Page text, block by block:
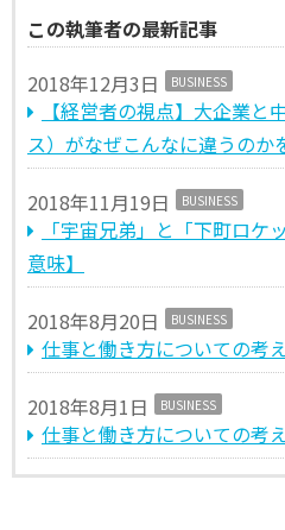
この執筆者の最新記事
2018年12月3日 BUSINESS
【経営者の視点】大企業と
ス）がなぜこんなに違うのか
2018年11月19日 BUSINESS
「宇宙兄弟」と「下町ロケ
意味】
2018年8月20日 BUSINESS
仕事と働き方についての考
2018年8月1日 BUSINESS
仕事と働き方についての考